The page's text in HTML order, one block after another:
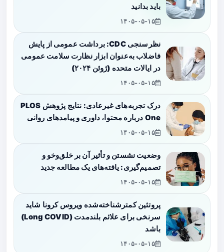
باید بدانید
۱۴۰۵-۰۵-۱۵
نظرسنجی CDC: برداشت عمومی از پایش
فاضلاب به‌عنوان ابزار نظارت سلامت عمومی
در ایالات متحده (ژوئن ۲۰۲۴)
۱۴۰۵-۰۵-۱۵
درک تجربه‌های غیرعادی: نتایج پژوهش PLOS
One درباره محتوا، داوری و پیامدهای روانی
۱۴۰۵-۰۵-۱۵
وضعیت نشستن و تأثیر آن بر خلق‌وخو و
تصمیم‌گیری: یافته‌های یک مطالعه جدید
۱۴۰۵-۰۵-۱۵
پروتئین کمترشناخته‌شده ویروس کرونا شاید
سرنخی برای علائم بلندمدت (Long COVID)
باشد
۱۴۰۵-۰۵-۱۵